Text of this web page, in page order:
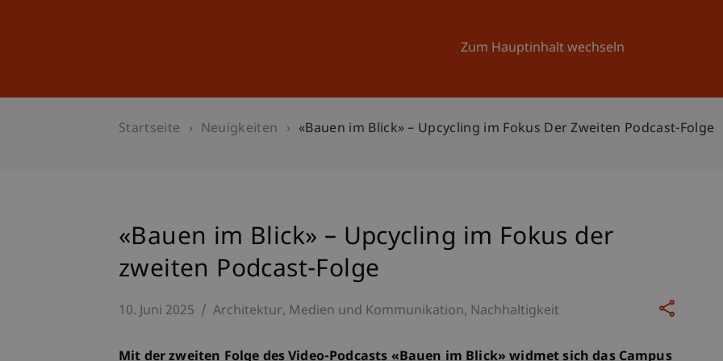
Zum Hauptinhalt wechseln
Universität Aktuelles
Startseite Neuigkeiten «Bauen im Blick» – Upcycling im Fokus Der Zweiten Podcast-Folge
«Bauen im Blick» – Upcycling im Fokus der
zweiten Podcast-Folge
10. Juni 2025 Architektur Medien und Kommunikation Nachhaltigkeit
Mit der zweiten Folge des Video-Podcasts «Bauen im Blick» widmet sich das Campus